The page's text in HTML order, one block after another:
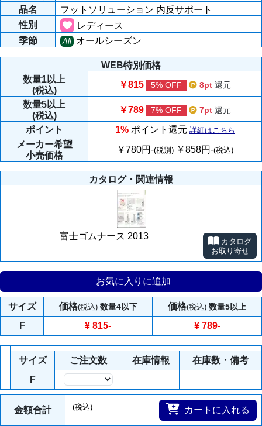
品名
フットソリューション 内反サポート
性別
レディース
季節
All オールシーズン
WEB特別価格
数量1以上
(税込)
￥815 5% OFF 8pt 還元
数量5以上
(税込)
￥789 7% OFF 7pt 還元
ポイント 1% ポイント還元 詳細はこちら
メーカー希望
小売価格
￥780円-(税別) ￥858円-(税込)
カタログ・関連情報
富士ゴムナース 2013
カタログ
お取り寄せ
お気に入りに追加
サイズ 価格(税込) 数量4以下 価格(税込) 数量5以上
F ¥ 815- ¥ 789-
サイズ ご注文数 在庫情報
在庫数・備考
F
金額合計 (税込) カートに入れる